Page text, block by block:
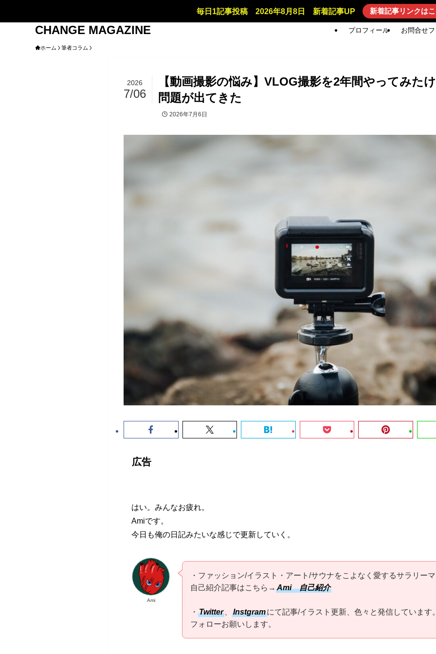
毎日1記事投稿 2026年8月8日 新着記事UP 新着記事リンクは
CHANGE MAGAZINE プロフィール お問合せ
ホーム 筆者コラム
【動画撮影の悩み】VLOG撮影を2年間やってみた
問題が出てきた
2026
7/06
2026年7月6日
広告
はい。みんなお疲れ。
Amiです。
今日も俺の日記みたいな感じで更新していく。
Ami
・ファッション/イラスト・アート/サウナをこよなく愛するサラリー
自己紹介記事はこちら→ Ami 自己紹介
・ Twitter Instgramにて記事/イラスト更新、色々と発信しています
フォローお願いします。